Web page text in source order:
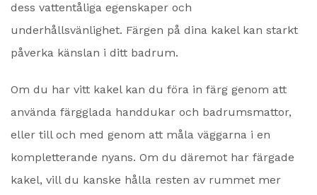
dess vattentåliga egenskaper och
underhållsvänlighet. Färgen på dina kakel kan starkt
påverka känslan i ditt badrum.
Om du har vitt kakel kan du föra in färg genom att
använda färgglada handdukar och badrumsmattor,
eller till och med genom att måla väggarna i en
kompletterande nyans. Om du däremot har färgade
kakel, vill du kanske hålla resten av rummet mer